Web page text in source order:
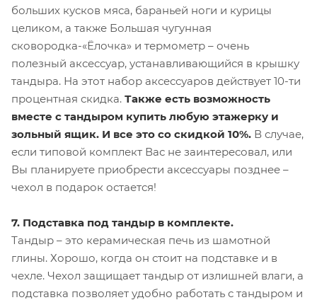
больших кусков мяса, бараньей ноги и курицы
целиком, а также Большая чугунная
сковородка-«Ёлочка» и термометр – очень
полезный аксессуар, устанавливающийся в крышку
тандыра. На этот набор аксессуаров действует 10-ти
процентная скидка. Также есть возможность
вместе с тандыром купить любую этажерку и
зольный ящик. И все это со скидкой 10%. В случае,
если типовой комплект Вас не заинтересовал, или
Вы планируете приобрести аксессуары позднее –
чехол в подарок остается!
7. Подставка под тандыр в комплекте.
Тандыр – это керамическая печь из шамотной
глины. Хорошо, когда он стоит на подставке и в
чехле. Чехол защищает тандыр от излишней влаги, а
подставка позволяет удобно работать с тандыром и